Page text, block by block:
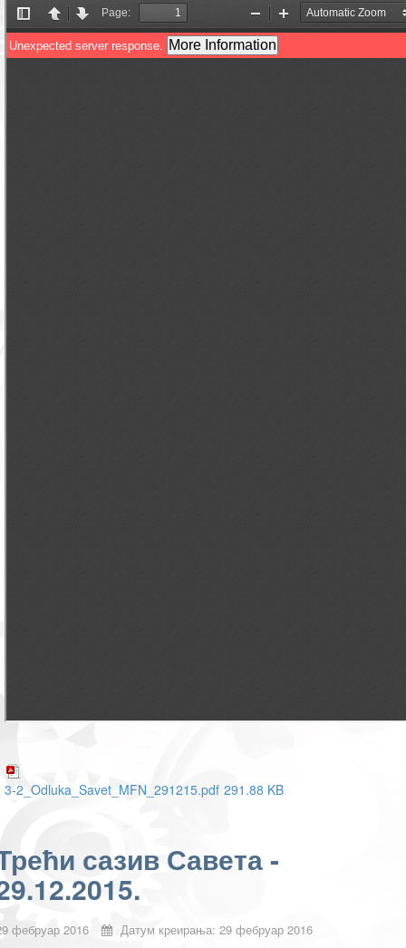
3-2_Odluka_Savet_MFN_291215.pdf 291.88 KB
сазив Савета -
фебруар 2016 Датум креирања: 29 фебруар 2016